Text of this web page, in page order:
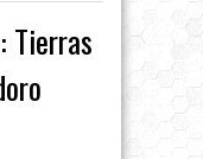
Tierras